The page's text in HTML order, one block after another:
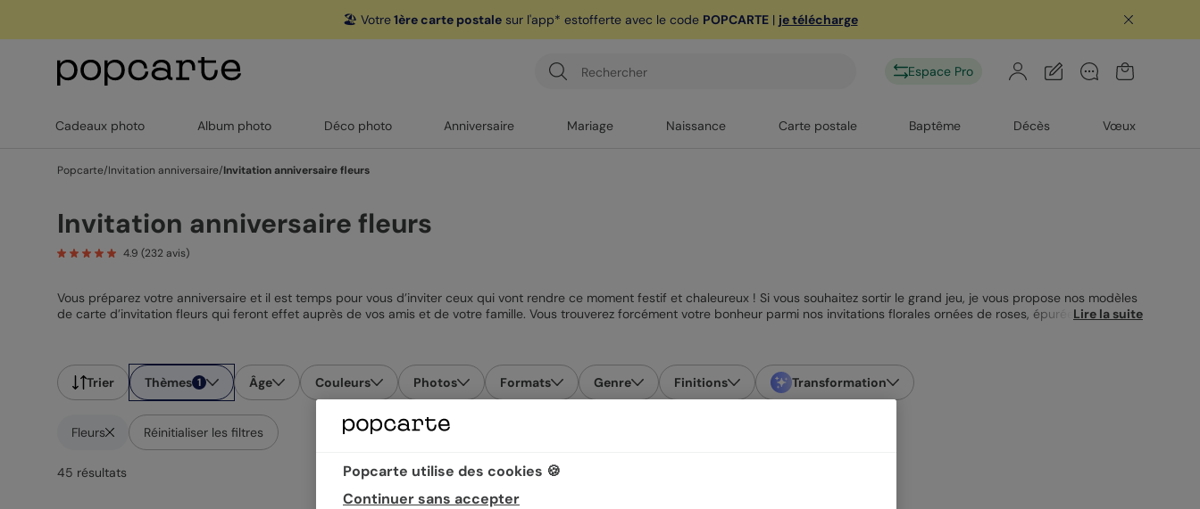
🏖️ Votre1ère carte postalesur l'app* estofferte avec le code POPCARTE| je télécharge
Espace Pro
Cadeaux photo Album photo Déco photo Anniversaire Mariage Naissance Carte postale Baptême Décès Vœux
Popcarte/Invitation anniversaire/Invitation anniversaire fleurs
Invitation anniversaire fleurs
4.9 (232avis)
Vous préparez votre anniversaire et il est temps pour vous d’inviter ceux qui vont rendre ce moment festif et chaleureux ! Si vous souhaitez sortir le grand jeu, je vous propose nos modèles
de carte d’invitation fleurs qui feront effet auprès de vos amis et de votre famille. Vous trouverez forcément votre bonheur parmi nos invitations florales ornées de roses, épurées et
anniversaires fleurssont parfaites pour des périodes comme le printemps ou l’automne, et même pour les périodes de fêtes !
Lire la suite
Trier Thèmes 1 Âge Couleurs Photos Formats Genre Finitions Transformation
Fleurs Réinitialiser les filtres
45 résultats
Popcarte utilise des cookies 🍪
Continuer sans accepter